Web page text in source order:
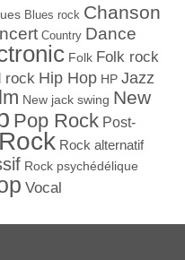
Blues rock Chanson
Country Dance
Folk Folk rock
rock Hip Hop HP Jazz
New jack swing New
Pop Rock Post-
Rock alternatif
Rock psychédélique
Vocal